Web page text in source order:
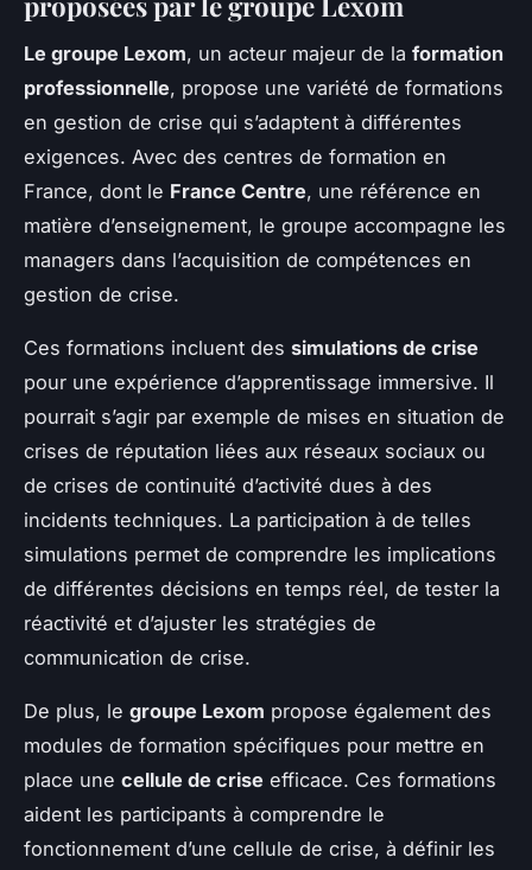
Le groupe Lexom, un acteur majeur de la formation
professionnelle, propose une variété de formations
en gestion de crise qui s’adaptent à différentes
exigences. Avec des centres de formation en
France, dont le France Centre, une référence en
matière d’enseignement, le groupe accompagne les
managers dans l’acquisition de compétences en
gestion de crise.
Ces formations incluent des simulations de crise
pour une expérience d’apprentissage immersive. Il
pourrait s’agir par exemple de mises en situation de
crises de réputation liées aux réseaux sociaux ou
de crises de continuité d’activité dues à des
incidents techniques. La participation à de telles
simulations permet de comprendre les implications
de différentes décisions en temps réel, de tester la
réactivité et d’ajuster les stratégies de
communication de crise.
De plus, le groupe Lexom propose également des
modules de formation spécifiques pour mettre en
place une cellule de crise efficace. Ces formations
aident les participants à comprendre le
fonctionnement d’une cellule de crise, à définir les